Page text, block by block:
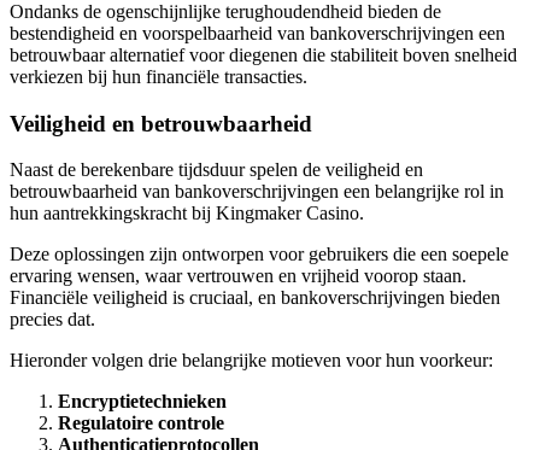
Ondanks de ogenschijnlijke terughoudendheid bieden de
bestendigheid en voorspelbaarheid van bankoverschrijvingen een
betrouwbaar alternatief voor diegenen die stabiliteit boven snelheid
verkiezen bij hun financiële transacties.
Veiligheid en betrouwbaarheid
Naast de berekenbare tijdsduur spelen de veiligheid en
betrouwbaarheid van bankoverschrijvingen een belangrijke rol in
hun aantrekkingskracht bij Kingmaker Casino.
Deze oplossingen zijn ontworpen voor gebruikers die een soepele
ervaring wensen, waar vertrouwen en vrijheid voorop staan.
Financiële veiligheid is cruciaal, en bankoverschrijvingen bieden
precies dat.
Hieronder volgen drie belangrijke motieven voor hun voorkeur:
Encryptietechnieken
Regulatoire controle
Authenticatieprotocollen